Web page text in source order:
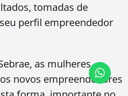
tomadas de
perfil empreendedor
as mulheres
novos empreendedores